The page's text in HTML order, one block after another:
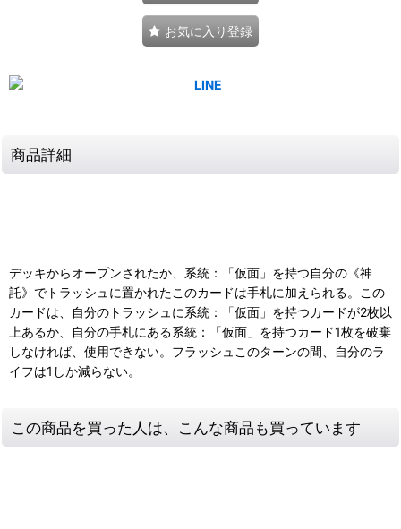
お気に入り登録
商品詳細
デッキからオープンされたか、系統：「仮面」を持つ自分の《神
託》でトラッシュに置かれたこのカードは手札に加えられる。この
カードは、自分のトラッシュに系統：「仮面」を持つカードが2枚以
上あるか、自分の手札にある系統：「仮面」を持つカード1枚を破棄
しなければ、使用できない。フラッシュこのターンの間、自分のラ
イフは1しか減らない。
この商品を買った人は、こんな商品も買っています